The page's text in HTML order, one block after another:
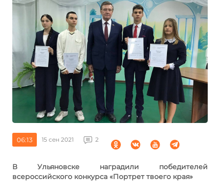
06:13 15 сен 2021 2
В Ульяновске наградили победителей
всероссийского конкурса «Портрет твоего края»